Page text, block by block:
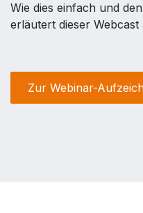
Wie dies einfach und
erläutert dieser Webcast
Zur Webinar-